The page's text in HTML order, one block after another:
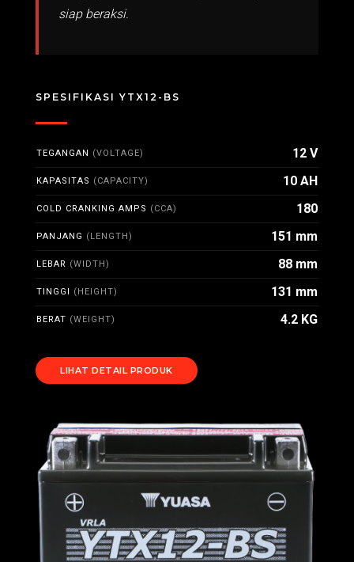
siap beraksi.
SPESIFIKASI YTX12-BS
TEGANGAN (VOLTAGE) 12 V
KAPASITAS (CAPACITY) 10 AH
COLD CRANKING AMPS (CCA) 180
PANJANG (LENGTH) 151 mm
LEBAR (WIDTH) 88 mm
TINGGI (HEIGHT) 131 mm
BERAT (WEIGHT) 4.2 KG
LIHAT DETAIL PRODUK